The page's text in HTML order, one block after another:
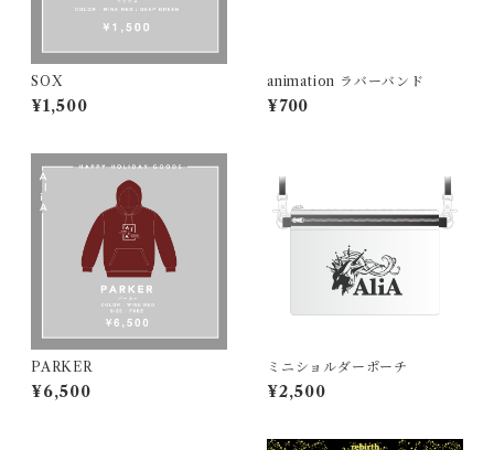
SOX
¥1,500
animation ラバーバンド
¥700
PARKER
¥6,500
ミニショルダーポーチ
¥2,500